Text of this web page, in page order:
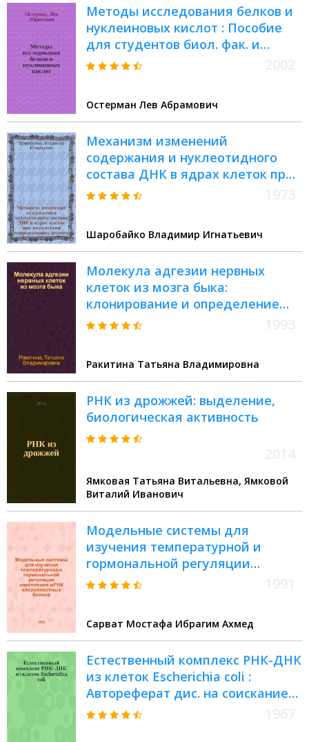
Методы исследования белков и
нуклеиновых кислот : Пособие
для студентов биол. фак. и
учащихся специализир. ст. кл.
Остерман Лев Абрамович
Механизм изменений
содержания и нуклеотидного
состава ДНК в ядрах клеток при
воздействии повреждающих
(03.00.04)
Шаробайко Владимир Игнатьевич
Молекула адгезии нервных
клеток из мозга быка:
клонирование и определение
нуклеотидной
степ. к.х.н. : Спец. 02.00.10
Ракитина Татьяна Владимировна
РНК из дрожжей: выделение,
биологическая активность
Ямковая Татьяна Витальевна, Ямковой
Виталий Иванович
Модельные системы для
изучения температурной и
гормональной регуляции
накопления мРНК
биол. наук : (03.00.12)
Сарват Мостафа Ибрагим Ахмед
Естественный комплекс РНК-ДНК
из клеток Escherichia coli :
Автореферат дис. на соискание
учен. степени канд. биол. наук